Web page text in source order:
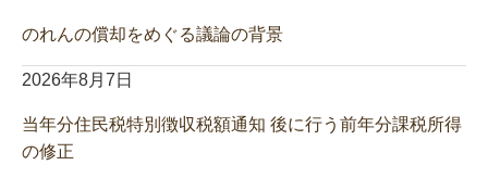
のれんの償却をめぐる議論の背景
2026年8月7日
当年分住民税特別徴収税額通知 後に行う前年分課税所得
の修正